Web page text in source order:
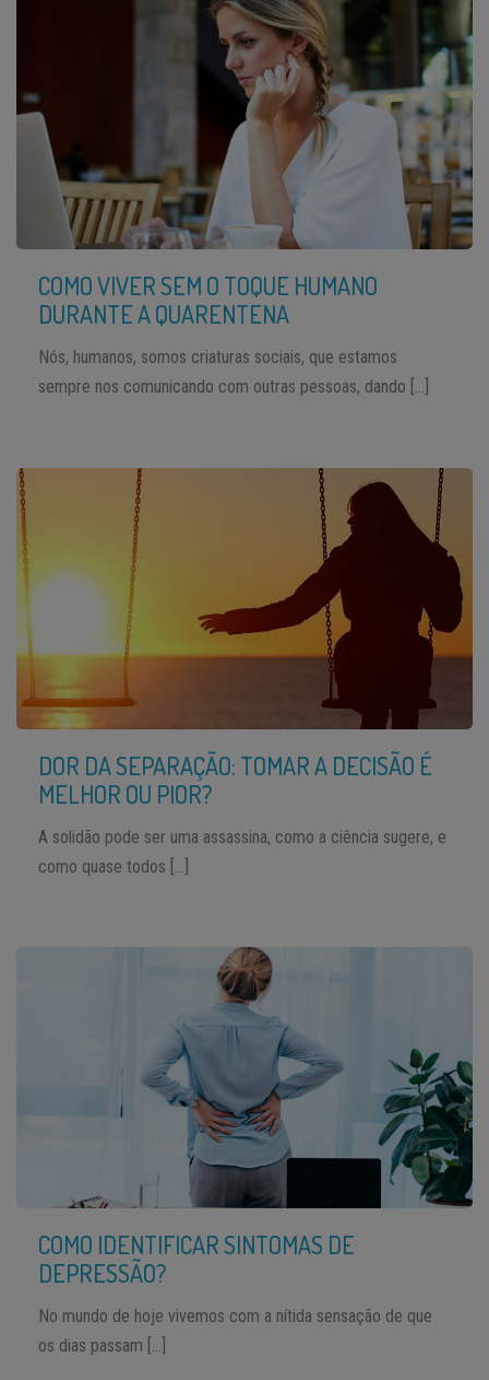
COMO VIVER SEM O TOQUE HUMANO
DURANTE A QUARENTENA
Nós, humanos, somos criaturas sociais, que estamos
sempre nos comunicando com outras pessoas, dando […]
DOR DA SEPARAÇÃO: TOMAR A DECISÃO É
MELHOR OU PIOR?
A solidão pode ser uma assassina, como a ciência sugere, e
como quase todos […]
COMO IDENTIFICAR SINTOMAS DE
DEPRESSÃO?
No mundo de hoje vivemos com a nítida sensação de que
os dias passam […]